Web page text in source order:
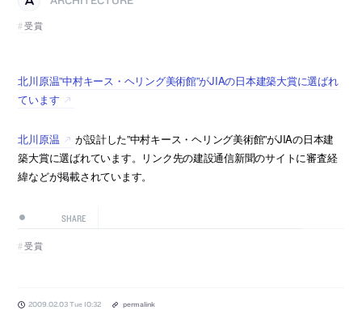
受賞
北川原温”中村キース・ヘリング美術館”がJIAの日本建築大賞に選ばれ
ています
北川原温
が設計した”中村キース・ヘリング美術館”がJIAの日本建
築大賞に選ばれています。リンク先の建設通信新聞のサイトに審査経
緯などが掲載されています。
SHARE
受賞
2009.02.03 Tue 10:32 permalink